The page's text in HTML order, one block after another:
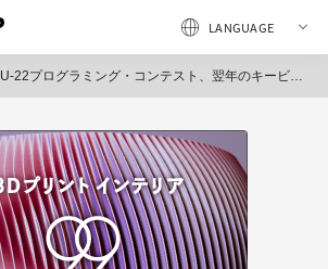
U-22プログラミング・コンテスト、翌年のキービジュアルを募集する「U-22キービジュアルコンテスト」を初開催